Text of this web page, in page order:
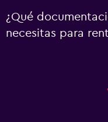
¿Qué
necesitas para